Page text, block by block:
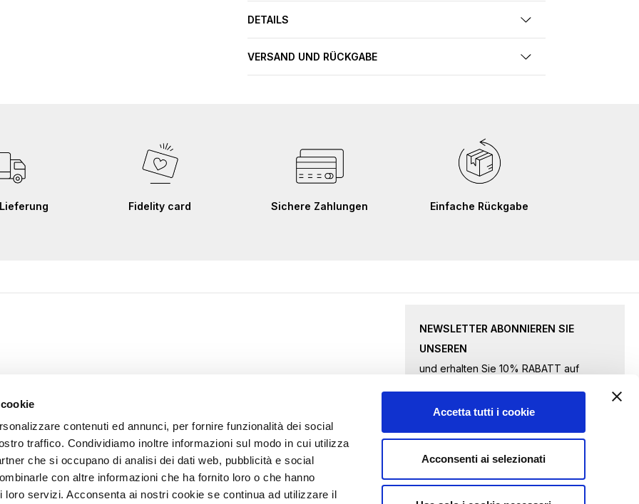
contenuti ed annunci, per fornire funzionalità dei social
traffico. Condividiamo inoltre informazioni sul modo in cui utilizza
che si occupano di analisi dei dati web, pubblicità e social
con altre informazioni che ha fornito loro o che hanno
loro servizi. Acconsenta ai nostri cookie se continua ad utilizzare il
Accetta tutti i cookie
Acconsenti ai selezionati
DETAILS
VERSAND UND RÜCKGABE
Fidelity card Sichere Zahlungen Einfache Rückgabe
NEWSLETTER ABONNIEREN SIE
UNSEREN
und erhalten Sie 10% RABATT auf
Sie
sich
für
unseren